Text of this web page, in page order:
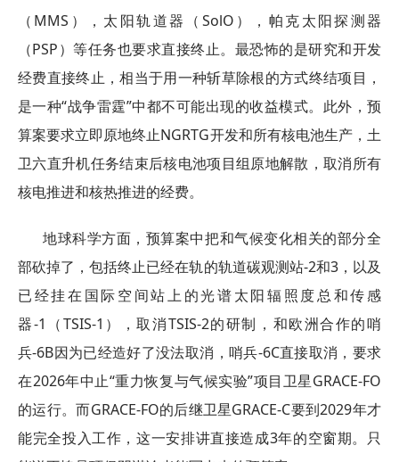
（MMS），太阳轨道器（SolO），帕克太阳探测器
（PSP）等任务也要求直接终止。最恐怖的是研究和开发
经费直接终止，相当于用一种斩草除根的方式终结项目，
是一种“战争雷霆”中都不可能出现的收益模式。此外，预
算案要求立即原地终止NGRTG开发和所有核电池生产，土
卫六直升机任务结束后核电池项目组原地解散，取消所有
核电推进和核热推进的经费。
地球科学方面，预算案中把和气候变化相关的部分全
部砍掉了，包括终止已经在轨的轨道碳观测站-2和3，以及
已经挂在国际空间站上的光谱太阳辐照度总和传感
器-1（TSIS-1），取消TSIS-2的研制，和欧洲合作的哨
兵-6B因为已经造好了没法取消，哨兵-6C直接取消，要求
在2026年中止“重力恢复与气候实验”项目卫星GRACE-FO
的运行。而GRACE-FO的后继卫星GRACE-C要到2029年才
能完全投入工作，这一安排讲直接造成3年的空窗期。只